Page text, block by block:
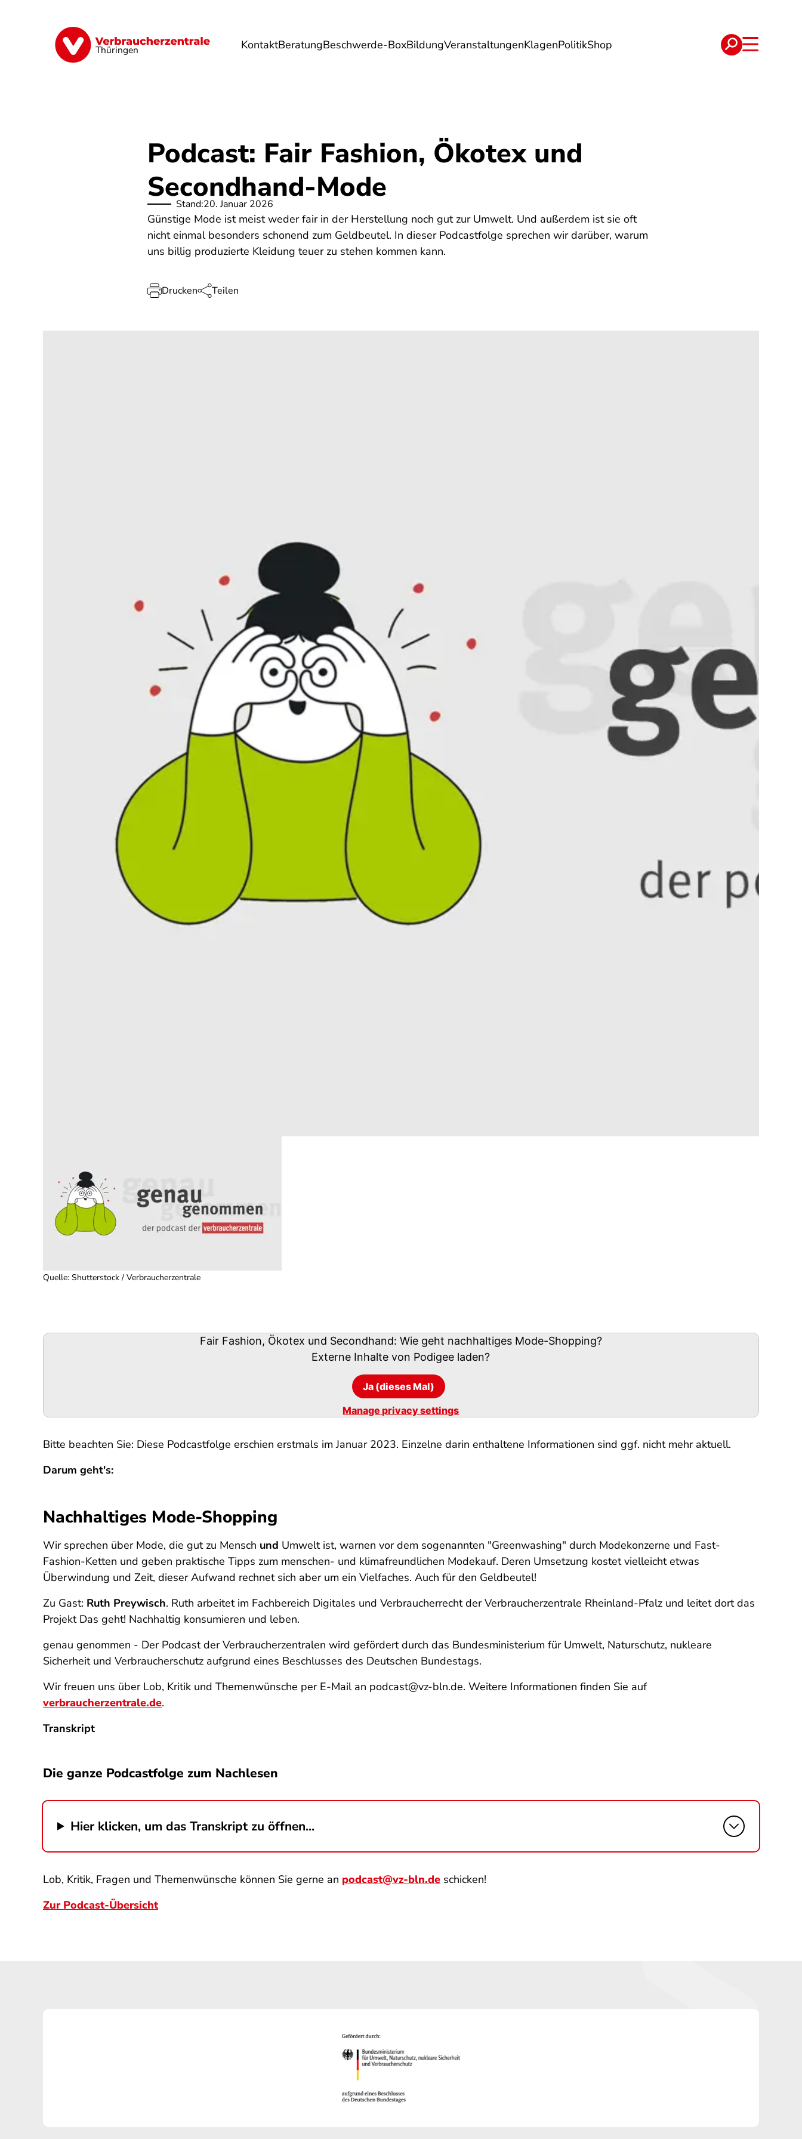
Thüringen KontaktBeratungBeschwerde-BoxBildungVeranstaltungenKlagenPolitikShop
Finanzen Digitales Lebensmittel Umwelt Gesundheit Energie Reise Verträge
Podcast: Fair Fashion, Ökotex und
Secondhand-Mode
Stand:20. Januar 2026
Günstige Mode ist meist weder fair in der Herstellung noch gut zur Umwelt. Und außerdem ist sie oft
nicht einmal besonders schonend zum Geldbeutel. In dieser Podcastfolge sprechen wir darüber, warum
uns billig produzierte Kleidung teuer zu stehen kommen kann.
Drucken Teilen
Quelle: Shutterstock / Verbraucherzentrale
Podigee-
Fair Fashion, Ökotex und Secondhand: Wie geht nachhaltiges Mode-Shopping?
Externe Inhalte von Podigee laden?
Ja (dieses Mal)
Manage privacy settings
Bitte beachten Sie: Diese Podcastfolge erschien erstmals im Januar 2023. Einzelne darin enthaltene Informationen sind ggf. nicht mehr aktuell.
Darum geht's:
Nachhaltiges Mode-Shopping
Wir sprechen über Mode, die gut zu Mensch und Umwelt ist, warnen vor dem sogenannten "Greenwashing" durch Modekonzerne und Fast-
Fashion-Ketten und geben praktische Tipps zum menschen- und klimafreundlichen Modekauf. Deren Umsetzung kostet vielleicht etwas
Überwindung und Zeit, dieser Aufwand rechnet sich aber um ein Vielfaches. Auch für den Geldbeutel!
Zu Gast: Ruth Preywisch. Ruth arbeitet im Fachbereich Digitales und Verbraucherrecht der Verbraucherzentrale Rheinland-Pfalz und leitet dort das
Projekt Das geht! Nachhaltig konsumieren und leben.
genau genommen - Der Podcast der Verbraucherzentralen wird gefördert durch das Bundesministerium für Umwelt, Naturschutz, nukleare
Sicherheit und Verbraucherschutz aufgrund eines Beschlusses des Deutschen Bundestags.
Wir freuen uns über Lob, Kritik und Themenwünsche per E-Mail an podcast@vz-bln.de. Weitere Informationen finden Sie auf
verbraucherzentrale.de.
Transkript
Die ganze Podcastfolge zum Nachlesen
Hier klicken, um das Transkript zu öffnen...
Lob, Kritik, Fragen und Themenwünsche können Sie gerne an podcast@vz-bln.de schicken!
Zur Podcast-Übersicht